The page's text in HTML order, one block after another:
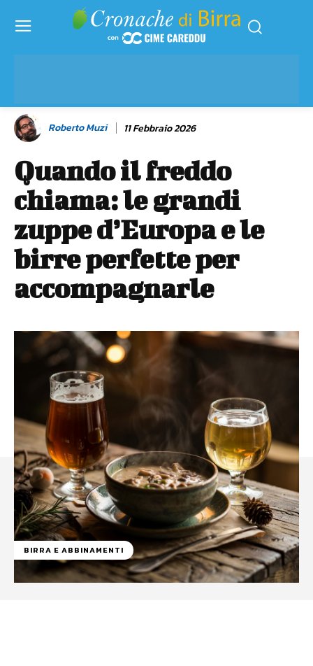
Roberto Muzi 11 Febbraio 2026
Quando il freddo
chiama: le grandi
zuppe d’Europa e le
birre perfette per
accompagnarle
BIRRA E ABBINAMENTI